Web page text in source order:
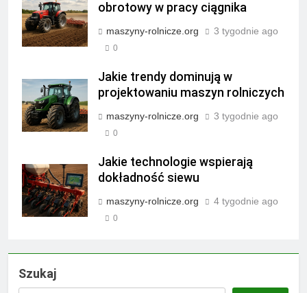
obrotowy w pracy ciągnika
maszyny-rolnicze.org 3 tygodnie ago
0
Jakie trendy dominują w
projektowaniu maszyn rolniczych
maszyny-rolnicze.org 3 tygodnie ago
0
Jakie technologie wspierają
dokładność siewu
maszyny-rolnicze.org 4 tygodnie ago
0
Szukaj